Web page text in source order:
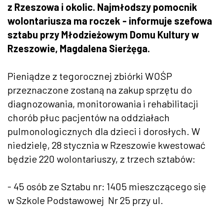
z Rzeszowa i okolic. Najmłodszy pomocnik
wolontariusza ma roczek - informuje szefowa
sztabu przy Młodzieżowym Domu Kultury w
Rzeszowie, Magdalena Sierżęga.
Pieniądze z tegorocznej zbiórki WOŚP
przeznaczone zostaną na zakup sprzętu do
diagnozowania, monitorowania i rehabilitacji
chorób płuc pacjentów na oddziałach
pulmonologicznych dla dzieci i dorosłych. W
niedzielę, 28 stycznia w Rzeszowie kwestować
będzie 220 wolontariuszy, z trzech sztabów:
- 45 osób ze Sztabu nr: 1405 mieszczącego się
w Szkole Podstawowej Nr 25 przy ul.